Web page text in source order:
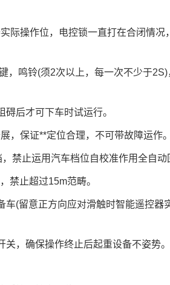
操作位，电控锁一直打在合闭情况
鸣铃(须2次以上，每一次不少于2S)
后才可下车时试运行。
保证**定位合理，不可带故障运作。
止运用汽车档位自校准作用全自动
止超过15m范畴。
(留意正方向应对滑触时智能遥控器
，确保操作终止后起重设备不姿势。